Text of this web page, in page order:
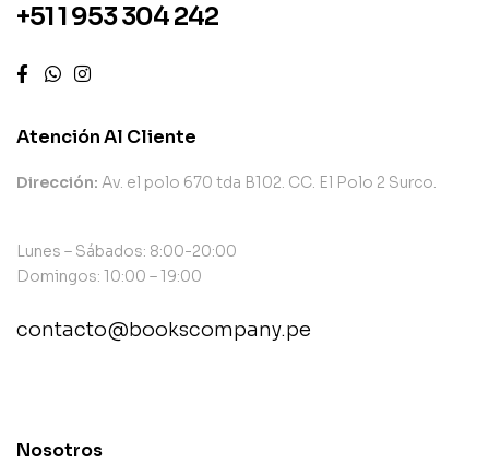
+51 1 953 304 242
Atención Al Cliente
Dirección: Av. el polo 670 tda B102. CC. El Polo 2 Surco.
Lunes – Sábados: 8:00-20:00
Domingos: 10:00 – 19:00
contacto@bookscompany.pe
Nosotros